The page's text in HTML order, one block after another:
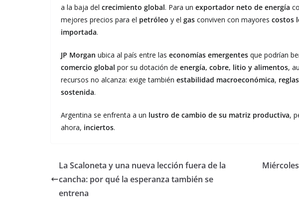
a la baja del crecimiento global. Para un exportador neto de energía
mejores precios para el petróleo y el gas conviven con mayores costos
importada.
JP Morgan ubica al país entre las economías emergentes que podrían
comercio global por su dotación de energía, cobre, litio y alimentos,
recursos no alcanza: exige también estabilidad macroeconómica,
sostenida.
Argentina se enfrenta a un lustro de cambio de su matriz productiva,
ahora, inciertos.
La Scaloneta y una nueva lección fuera de la
cancha: por qué la esperanza también se
entrena